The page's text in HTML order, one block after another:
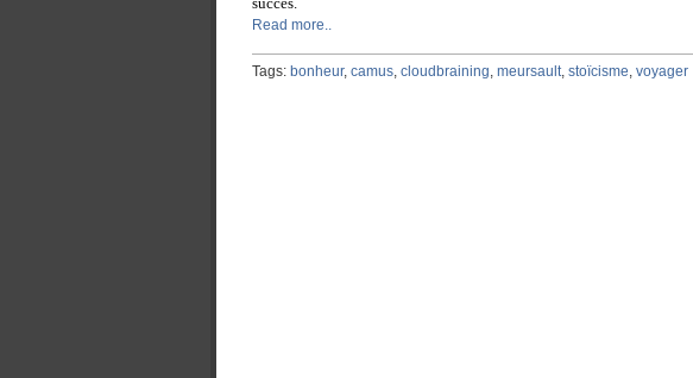
Read more..
Tags: bonheur, camus, cloudbraining, meursault, stoïcisme, voyager